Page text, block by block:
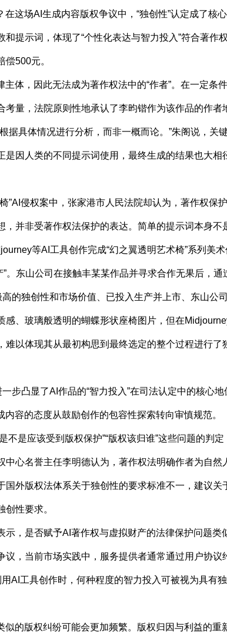
场AI生成内容版权争议中，“独创性”认定成了核心
示词，体现了“个性化表达与智力投入”符合著作
500元。
，因此无法成为著作权法中的“作者”。在一定条
量，法院原则性地承认了李昀锴作为该作品的作者
具体情况进行分析，而非一概而论。”朱阁说，关
因人类的不同提示词使用，最终生成的结果也大
侵权案中，张家港市人民法院却认为，著作权保
并非受著作权法保护的表达。简单的提示词本身不
等AI工具创作完成“幻之翼透明艺术椅”系列美
。东山公司在接触丰某某作品并寻求合作无果后，
的独创性和市场价值、已投入生产并上市、东山公
玻璃般透明的蝴蝶形状座椅图片，但在
难以体现其从最初构思到最终选定的整个过程进行
凸显了AI作品的“智力投入”在司法认定中的核心地
容的态度从鼓励创作的包容性探索转向审慎规范。
应该受到版权保护”“版权该归谁”这些问题的判定
名誉主任李明德认为，著作权法明确作者为自然
外版权法体系关于独创性的要求标准不一，建议
性要求。
是否赋予AI著作权与虚拟财产的法律保护问题类
，当前市场实践中，服务提供者通常通过用户协
AI工具创作时，何种程度的智力投入可被视为具有
版权纠纷可能会更加频繁。版权归因与利益的重